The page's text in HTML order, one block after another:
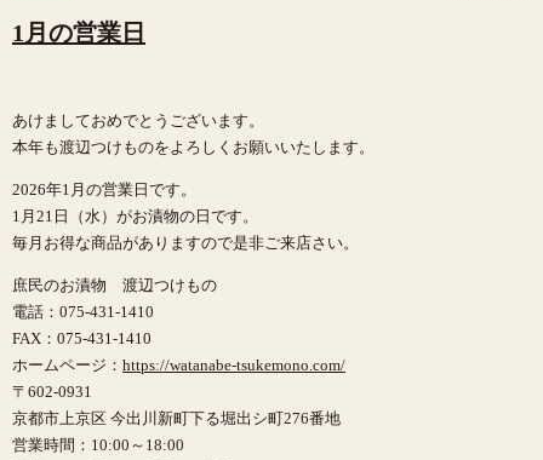
1月の営業日
あけましておめでとうございます。
本年も渡辺つけものをよろしくお願いいたします。
2026年1月の営業日です。
1月21日（水）がお漬物の日です。
毎月お得な商品がありますので是非ご来店さい。
庶民のお漬物 渡辺つけもの
電話：075-431-1410
FAX：075-431-1410
ホームページ： https://watanabe-tsukemono.com/
〒602-0931
京都市上京区 今出川新町下る堀出シ町276番地
営業時間：10:00～18:00